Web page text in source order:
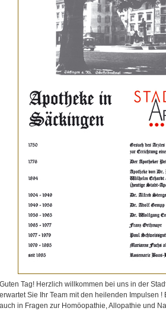
Guten Tag! Herzlich willkommen bei uns in der
erwartet Sie Ihr Team mit den heilenden Impulsen !
auch in Fragen zur Homöopathie, Allopathie und